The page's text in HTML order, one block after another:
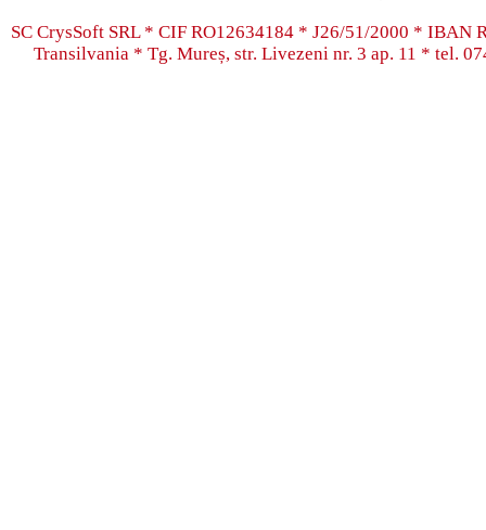
SC CrysSoft SRL * CIF RO12634184 * J26/51/2000 * IBAN
Transilvania * Tg. Mureș, str. Livezeni nr. 3 ap. 11 * tel.